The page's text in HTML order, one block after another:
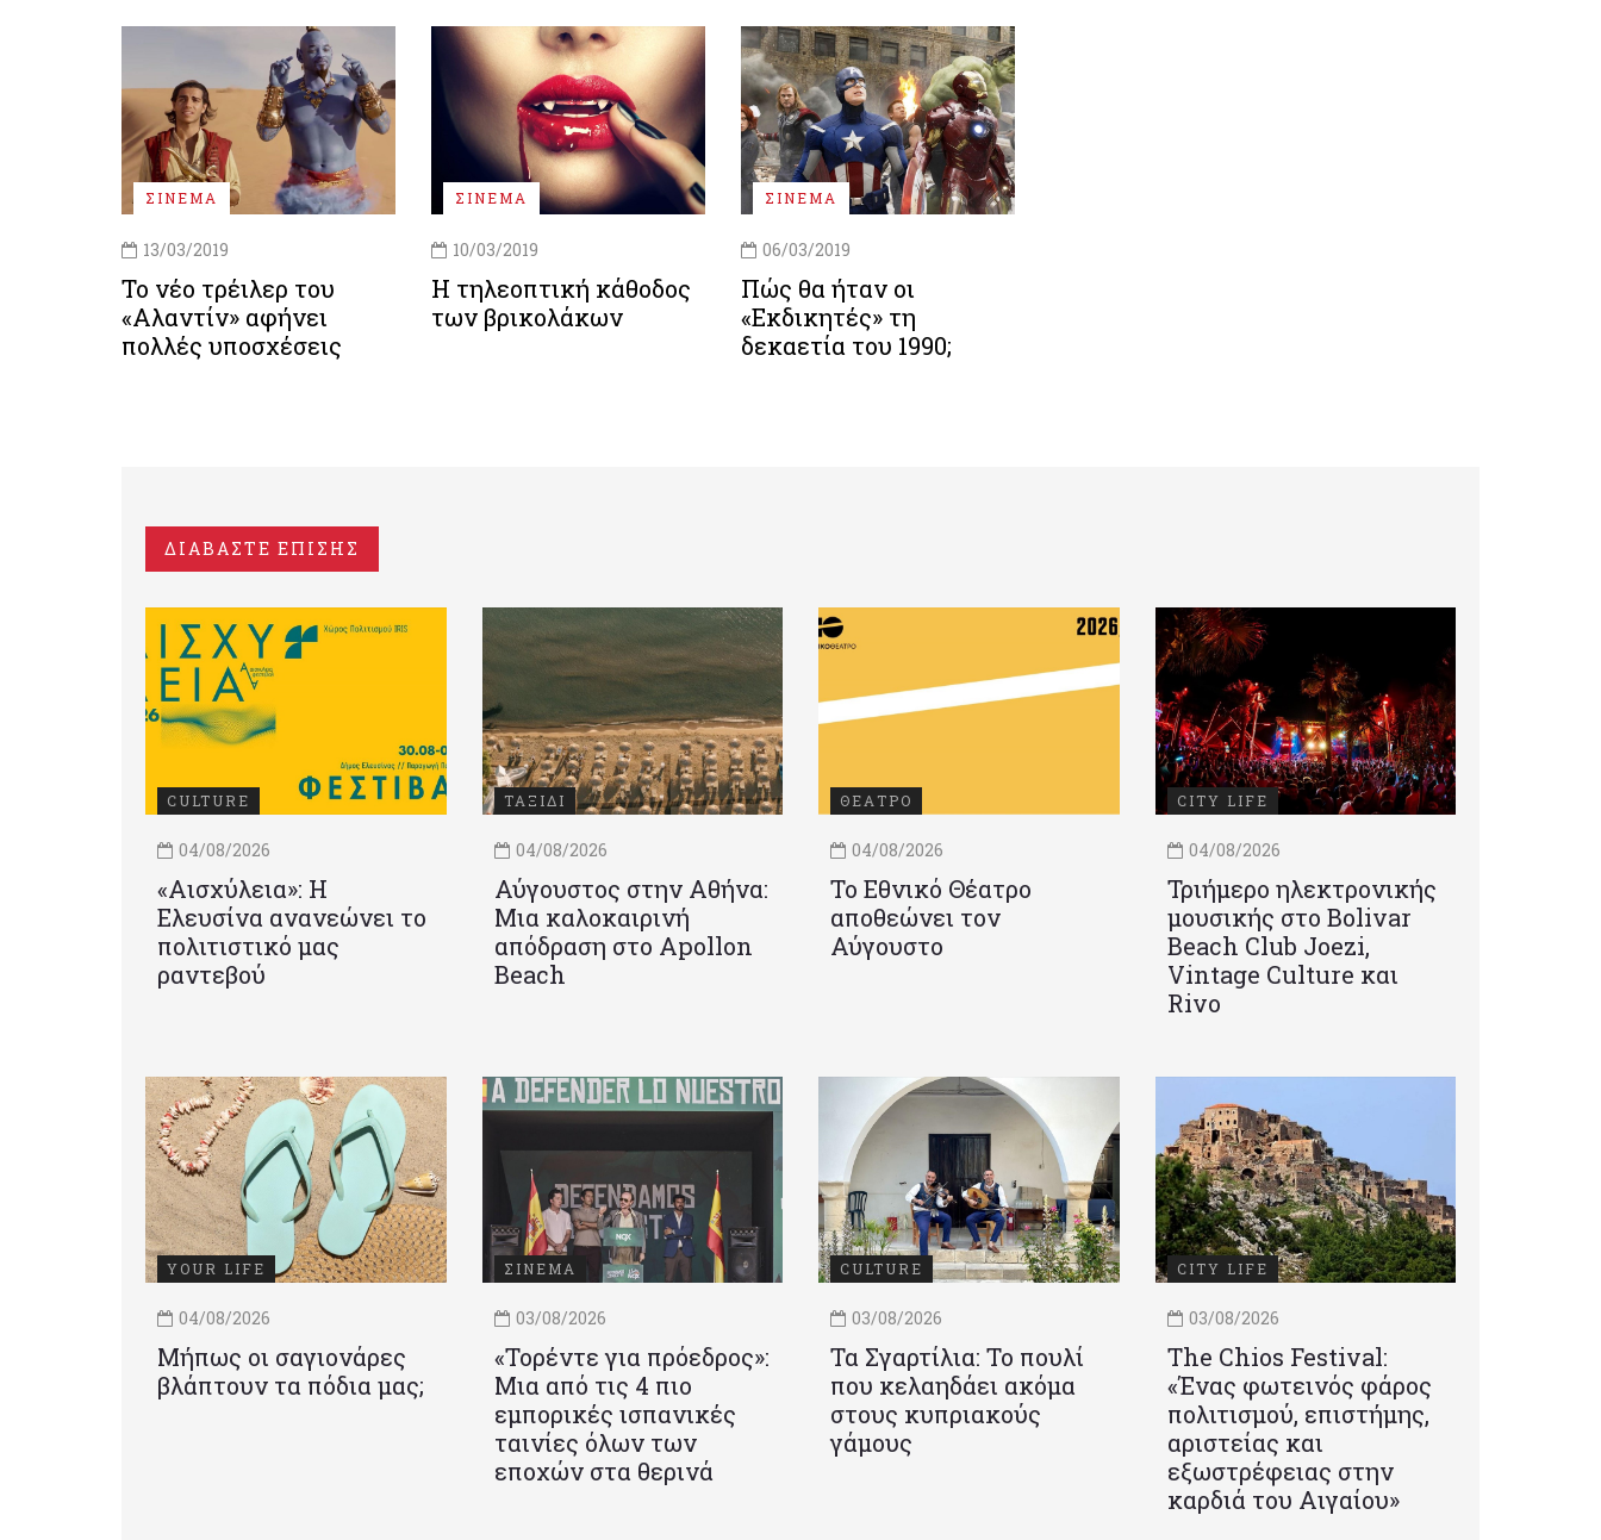
ΣΙΝΕΜΑ
13/03/2019
Το νέο τρέιλερ του
«Αλαντίν» αφήνει
πολλές υποσχέσεις
ΣΙΝΕΜΑ
10/03/2019
Η τηλεοπτική κάθοδος
των βρικολάκων
ΣΙΝΕΜΑ
06/03/2019
Πώς θα ήταν οι
«Εκδικητές» τη
δεκαετία του 1990;
ΔΙΑΒΑΣΤΕ ΕΠΙΣΗΣ
CULTURE
04/08/2026
«Αισχύλεια»: Η
Ελευσίνα ανανεώνει το
πολιτιστικό μας
ραντεβού
ΤΑΞΙΔΙ
04/08/2026
Αύγουστος στην Αθήνα:
Μια καλοκαιρινή
απόδραση στο Apollon
Beach
ΘΕΑΤΡΟ
04/08/2026
Το Εθνικό Θέατρο
αποθεώνει τον
Αύγουστο
CITY LIFE
04/08/2026
Τριήμερο ηλεκτρονικής
μουσικής στο Bolivar
Beach Club Joezi,
Vintage Culture και
Rivo
YOUR LIFE
04/08/2026
Μήπως οι σαγιονάρες
βλάπτουν τα πόδια μας;
ΣΙΝΕΜΑ
03/08/2026
«Τορέντε για πρόεδρος»:
Mια από τις 4 πιο
εμπορικές ισπανικές
ταινίες όλων των
εποχών στα θερινά
CULTURE
03/08/2026
Τα Σγαρτίλια: Το πουλί
που κελαηδάει ακόμα
στους κυπριακούς
γάμους
CITY LIFE
03/08/2026
Τhe Chios Festival:
«Ένας φωτεινός φάρος
πολιτισμού, επιστήμης,
αριστείας και
εξωστρέφειας στην
καρδιά του Αιγαίου»